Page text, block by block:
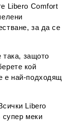
Libero Comfort
за да се
така, защото
кой
е най-подходящ
Libero
супер меки